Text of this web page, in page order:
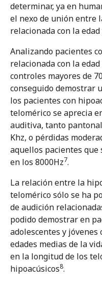
determinar, ya en
el nexo de unión entre
relacionada con la
Analizando pacientes
relacionada con la
controles mayores de
conseguido demostrar
los pacientes con
telomérico se aprecia
auditiva, tanto
Khz, o pérdidas
aquellos pacientes
en los 8000Hz7.
La relación entre la
telomérico sólo se ha
de audición
podido demostrar en
adolescentes y
edades medias de la
en la longitud de los
hipoacúsicos8.